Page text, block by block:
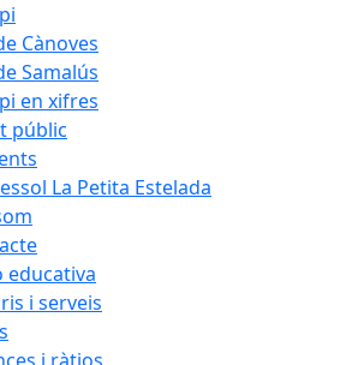
Cànoves
Samalús
en xifres
públic
La Petita Estelada
educativa
i serveis